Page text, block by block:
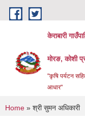
Skip to main content
केराबारी
मोरङ, कोशी
"कृषि पर्यटन
आधार"
You are here
Home » श्री सुमन अधिकारी